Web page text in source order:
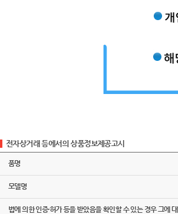
전자상거래 등에서의 상품정보제공고시
품명
모델명
법에 의한 인증·허가 등을 받았음을 확인할 수 있는 경우 그에